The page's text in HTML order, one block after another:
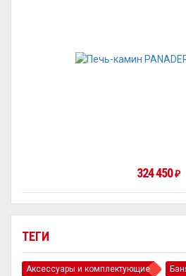
ТЕГИ
Аксессуары и комплектующие
324 450 ₽